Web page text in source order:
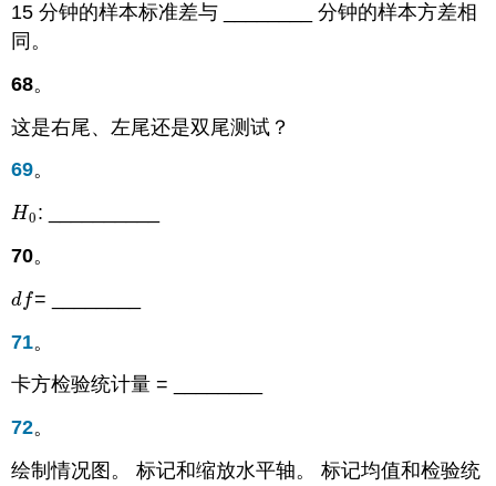
15 分钟的样本标准差与 ________ 分钟的样本方差相
同。
68。
这是右尾、左尾还是双尾测试？
69。
H0
H0: __________
70。
df
df = ________
71。
卡方检验统计量 = ________
72。
绘制情况图。 标记和缩放水平轴。 标记均值和检验统